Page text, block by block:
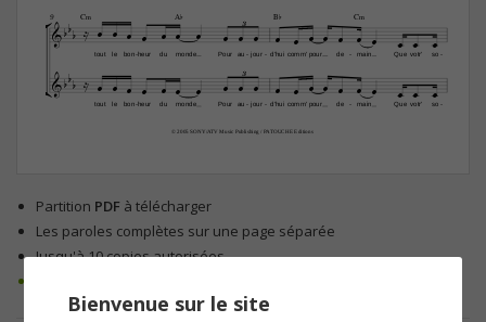


© 2005 SONY/ATV Music Publishing / PATOUCHE Editions
tout le bon heur
- du monde Pour au jour
- d'hui
- comm' pour de main
- Que votr' so -
9
tout le bon heur
- du monde Pour au jour
- d'hui
- comm' pour de main
- Que votr' so -

C‹ A¨ B¨ C‹
3
 3
                    
                    
Partition PDF à télécharger
Les paroles complètes sur une page séparée
Jusqu'à 10 copies autorisées
Bienvenue sur le site